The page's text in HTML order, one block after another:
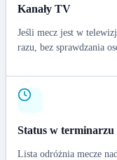
Kanały TV
Jeśli mecz jest w
razu, bez sprawdzania
Status w terminarzu
Lista odróżnia mecze